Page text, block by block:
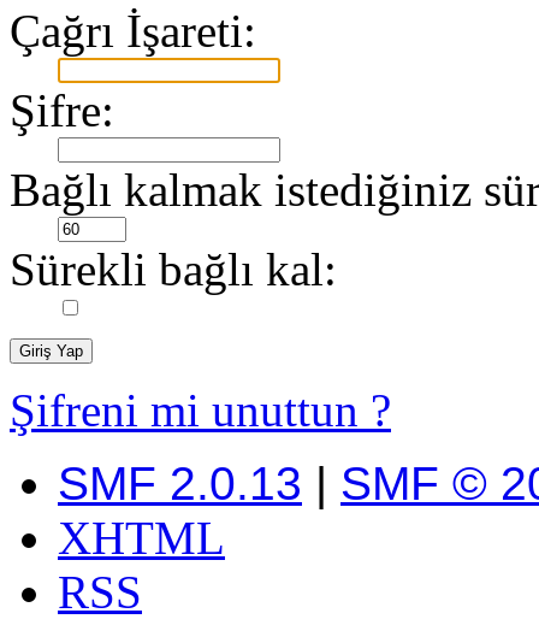
Çağrı İşareti:
Şifre:
Bağlı kalmak istediğiniz
Sürekli bağlı kal:
Şifreni mi unuttun ?
SMF 2.0.13 | SMF ©
XHTML
RSS